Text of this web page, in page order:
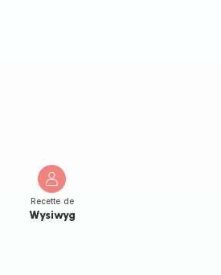
Recette de
Wysiwyg